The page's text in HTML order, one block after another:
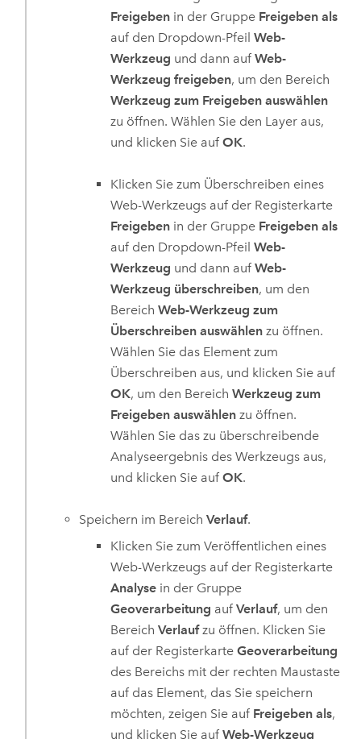
Freigebenin der Gruppe Freigeben als
auf den Dropdown-Pfeil Web-
Werkzeug und dann auf Web-
Werkzeug freigeben, um den Bereich
Werkzeug zum Freigeben auswählen
zu öffnen. Wählen Sie den Layer aus,
und klicken Sie auf OK.
Klicken Sie zum Überschreiben eines
Web-Werkzeugs auf der Registerkarte
Freigebenin der Gruppe Freigeben als
auf den Dropdown-Pfeil Web-
Werkzeug und dann auf Web-
Werkzeug überschreiben, um den
Bereich Web-Werkzeug zum
Überschreiben auswählenzu öffnen.
Wählen Sie das Element zum
Überschreiben aus, und klicken Sie auf
OK, um den Bereich Werkzeug zum
Freigeben auswählenzu öffnen.
Wählen Sie das zu überschreibende
Analyseergebnis des Werkzeugs aus,
und klicken Sie auf OK.
Speichern im BereichVerlauf.
Klicken Sie zum Veröffentlichen eines
Web-Werkzeugs auf der Registerkarte
Analysein der Gruppe
Geoverarbeitung auf Verlauf, um den
Bereich Verlaufzu öffnen. Klicken Sie
auf der Registerkarte Geoverarbeitung
des Bereichs mit der rechten Maustaste
auf das Element, das Sie speichern
möchten, zeigen Sie auf Freigeben als,
und klicken Sie auf Web-Werkzeug